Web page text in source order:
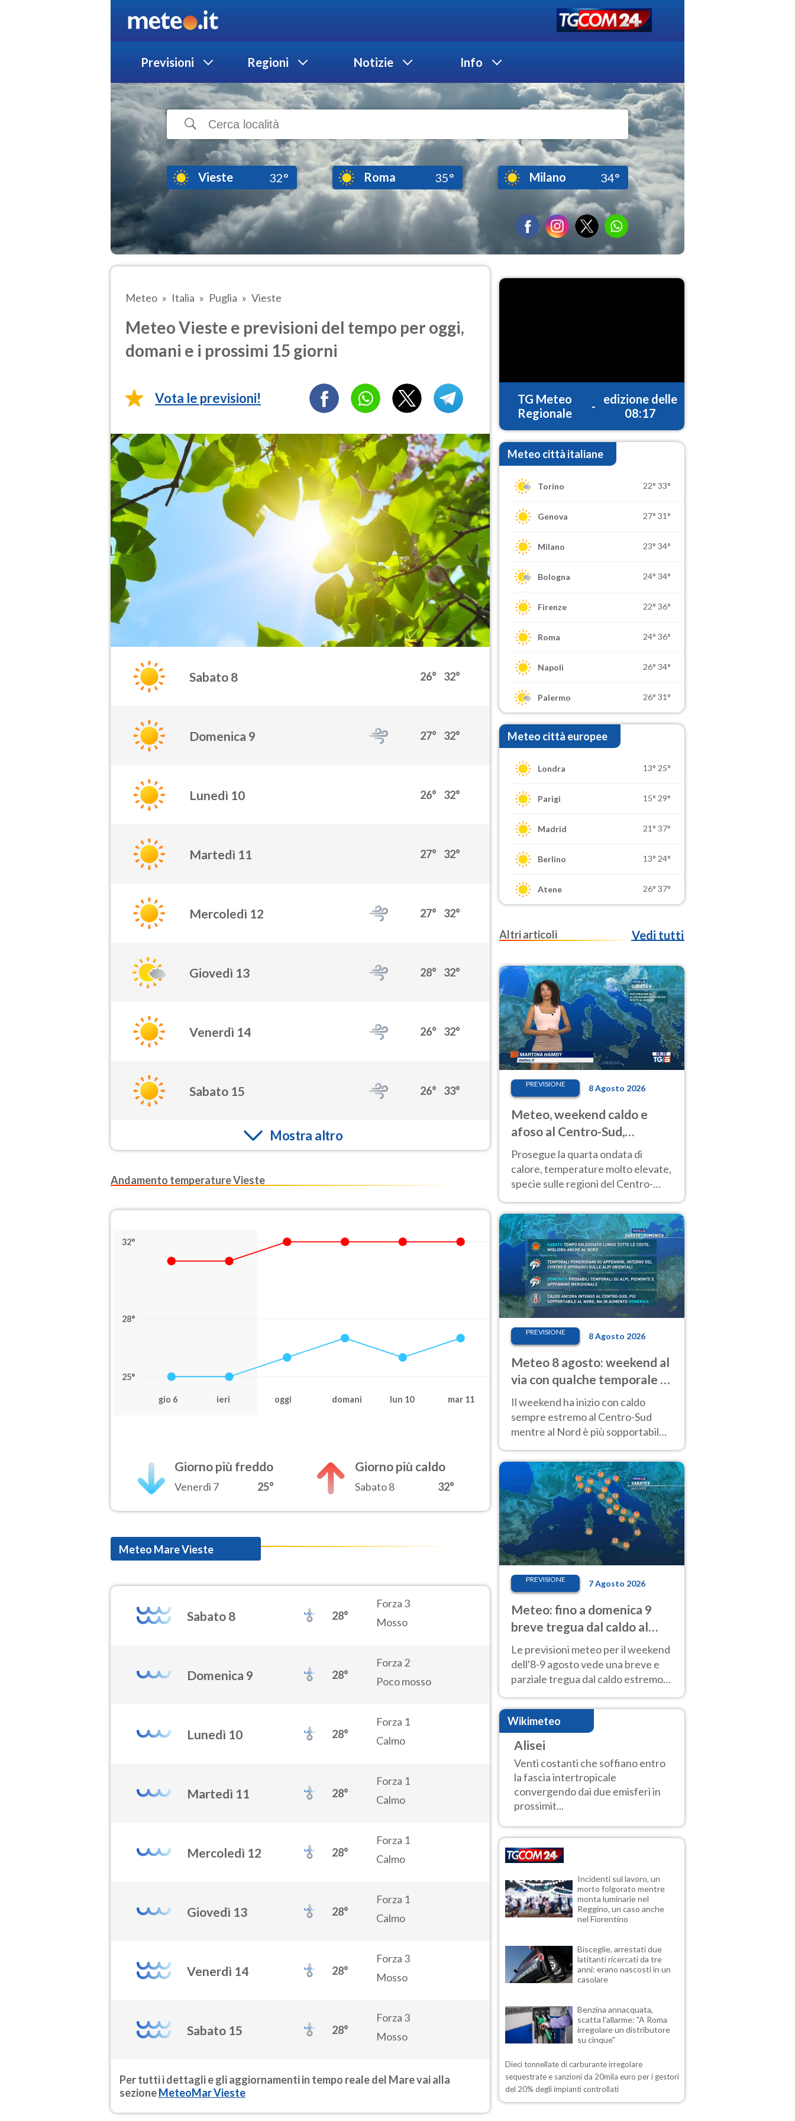
Previsioni Regioni Notizie Info
Vieste 32° Roma 35° Milano 34°
Meteo Italia Puglia Vieste
Meteo Vieste e previsioni del tempo per oggi,
domani e i prossimi 15 giorni
Vota le previsioni!
Sabato 8 26° 32°
Domenica 9 27° 32°
Lunedì 10 26° 32°
Martedì 11 27° 32°
Mercoledì 12 27° 32°
Giovedì 13 28° 32°
Venerdì 14 26° 32°
Sabato 15 26° 33°
Mostra altro
Andamento temperature Vieste
32°
28°
25°
gio 6 ieri oggi domani lun 10 mar 11
Giorno più freddo
Venerdì 7 25°
Giorno più caldo
Sabato 8 32°
Meteo Mare Vieste
Sabato 8 28°
Forza 3
Mosso
Domenica 9 28°
Forza 2
Poco mosso
Lunedì 10 28°
Forza 1
Calmo
Martedì 11 28°
Forza 1
Calmo
Mercoledì 12 28°
Forza 1
Calmo
Giovedì 13 28°
Forza 1
Calmo
Venerdì 14 28°
Forza 3
Mosso
Sabato 15 28°
Forza 3
Mosso
Per tutti i dettagli e gli aggiornamenti in tempo reale del Mare vai alla
sezioneMeteoMar Vieste
TG Meteo
Regionale
-
edizione delle
08:17
Meteo città italiane
Torino 22° 33°
Genova 27° 31°
Milano 23° 34°
Bologna 24° 34°
Firenze 22° 36°
Roma 24° 36°
Napoli 26° 34°
Palermo 26° 31°
Meteo città europee
Londra 13° 25°
Parigi 15° 29°
Madrid 21° 37°
Berlino 13° 24°
Atene 26° 37°
Altri articoli Vedi tutti
PREVISIONE 8 Agosto 2026
Meteo, weekend caldo e
afoso al Centro-Sud,
temporali sui rilievi
Prosegue la quarta ondata di
calore, temperature molto elevate,
specie sulle regioni del Centro-
aree montuose
PREVISIONE 8 Agosto 2026
Meteo 8 agosto: weekend al
via con qualche temporale e
caldo estremo al Centro-Sud
Il weekend ha inizio con caldo
sempre estremo al Centro-Sud
mentre al Nord è più sopportabile
calore sui rilievi.
PREVISIONE 7 Agosto 2026
Meteo: fino a domenica 9
breve tregua dal caldo al
Nord! Altrove calura e afa
Le previsioni meteo per il weekend
dell'8-9 agosto vede una breve e
parziale tregua dal caldo estremo
al Nord mentre altrove persistono
40 gradi.
Wikimeteo
Alisei
Venti costanti che soffiano entro
la fascia intertropicale
convergendo dai due emisferi in
prossimit...
Incidenti sul lavoro, un
morto folgorato mentre
monta luminarie nel
Reggino, un caso anche
nel Fiorentino
Bisceglie, arrestati due
latitanti ricercati da tre
anni: erano nascosti in un
casolare
Benzina annacquata,
scatta l'allarme: "A Roma
irregolare un distributore
su cinque"
Dieci tonnellate di carburante irregolare
sequestrate e sanzioni da 20mila euro per i gestori
del 20% degli impianti controllati